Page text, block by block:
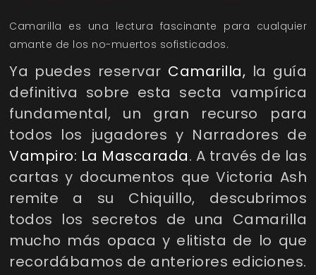
Camarilla es una lectura fascinante para cualquier
amante de los no-muertos sofisticados.
Ya puedes reservar Camarilla, la guía
definitiva sobre esta secta vampírica
fundamental, un gran recurso para
todos los jugadores y Narradores de
Vampiro: La Mascarada. A través de las
cartas y documentos que Victoria Ash
remite a su Chiquillo, descubrimos
todos los secretos de una Camarilla
mucho más opaca y elitista de lo que
recordábamos de anteriores ediciones.